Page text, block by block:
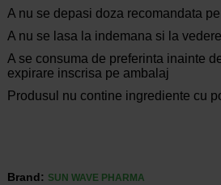
A nu se depasi doza recomandata
A nu se lasa la indemana si la
A se consuma de preferinta inainte
expirare inscrisa pe ambalaj
Produsul nu contine ingrediente cu
Brand: SUN WAVE PHARMA